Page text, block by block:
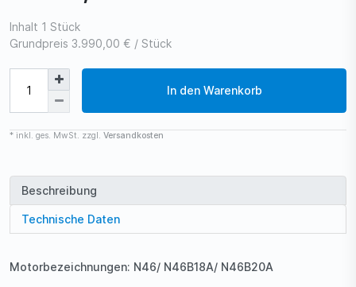
Inhalt 1 Stück
Grundpreis 3.990,00 € / Stück
In den Warenkorb
* inkl. ges. MwSt. zzgl. Versandkosten
Beschreibung
Technische Daten
Motorbezeichnungen: N46/ N46B18A/ N46B20A